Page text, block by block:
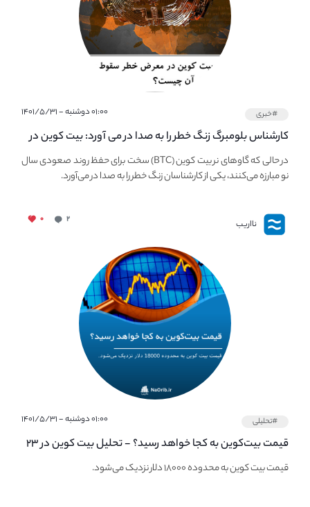
#خبری ۰۱:۰۰ دوشنبه - ۱۴۰۱/۵/۳۱
کارشناس بلومبرگ زنگ خطر را به صدا در می آورد: بیت کوین در
معرض خطر سقوط بزرگ است - دلیل آن چیست؟در حالی که گاوهای نر بیت کوین (BTC) سخت برای حفظ روند صعودی سال
نو مبارزه می‌کنند، یکی از کارشناسان زنگ خطر را به صدا در می‌آورد.
نااریب ۲ ۰
#تحلیلی ۰۱:۰۰ دوشنبه - ۱۴۰۱/۵/۳۱
قیمت بیت‌کوین به کجا خواهد رسید؟ - تحلیل بیت کوین در ۲۳
مهر ماه
قیمت بیت کوین به محدوده ۱۸۰۰۰ دلار نزدیک می‌شود.